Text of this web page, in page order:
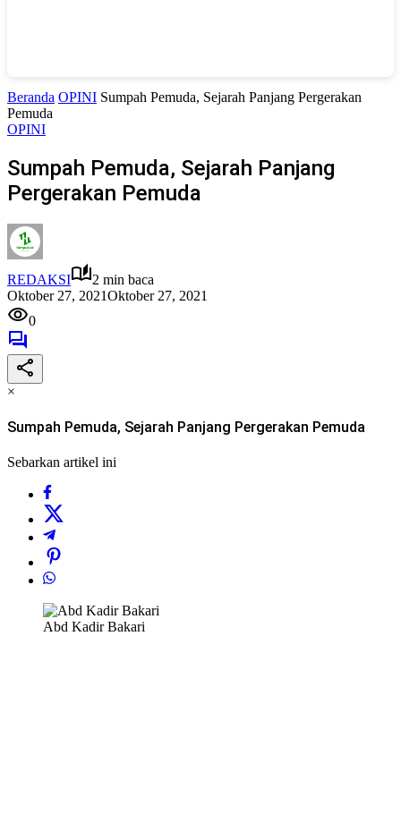
Beranda OPINI Sumpah Pemuda, Sejarah Panjang Pergerakan
Pemuda
OPINI
Sumpah Pemuda, Sejarah Panjang
Pergerakan Pemuda
REDAKSI
2 min baca
Oktober 27, 2021Oktober 27, 2021
0
×
Sumpah Pemuda, Sejarah Panjang Pergerakan Pemuda
Sebarkan artikel ini
Abd Kadir Bakari